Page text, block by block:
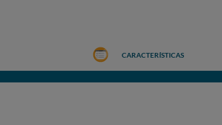
CARACTERÍSTICAS